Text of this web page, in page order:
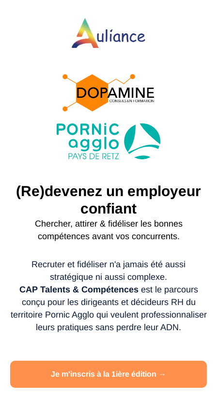
(Re)devenez un employeur
confiant
Chercher, attirer & fidéliser les bonnes
compétences avant vos concurrents.
Recruter et fidéliser n'a jamais été aussi
stratégique ni aussi complexe.
CAP Talents & Compétencesest le parcours
conçu pour les dirigeants et décideurs RH du
territoire Pornic Agglo qui veulent professionnaliser
leurs pratiques sans perdre leur ADN.
Je m'inscris à la 1ière édition →